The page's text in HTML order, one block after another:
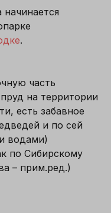
.
часть
на территории
есть забавное
и по сей
водами)
по Сибирскому
– прим.ред.)